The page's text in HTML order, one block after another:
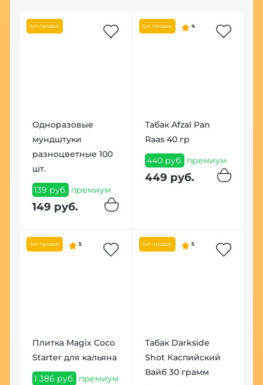
Хит продаж
Одноразовые
мундштуки
разноцветные 100
шт.
139 руб. премиум
149 руб.
Хит продаж 4
Табак Afzal Pan
Raas 40 гр
440 руб. премиум
449 руб.
Хит продаж 5
Плитка Magix Coco
Starter для кальяна
1 386 руб. премиум
Хит продаж 5
Табак Darkside
Shot Каспийский
Вайб 30 грамм